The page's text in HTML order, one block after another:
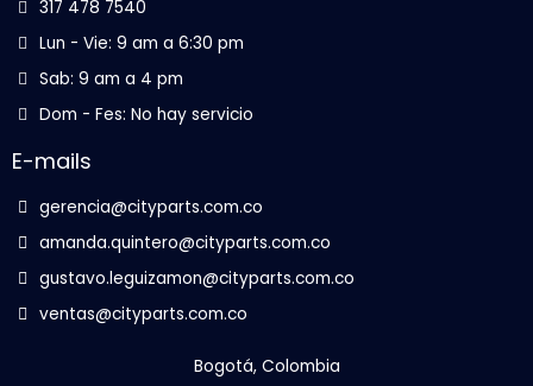
317 478 7540
Lun - Vie: 9 am a 6:30 pm
Sab: 9 am a 4 pm
Dom - Fes: No hay servicio
E-mails
gerencia@cityparts.com.co
amanda.quintero@cityparts.com.co
gustavo.leguizamon@cityparts.com.co
ventas@cityparts.com.co
Bogotá, Colombia